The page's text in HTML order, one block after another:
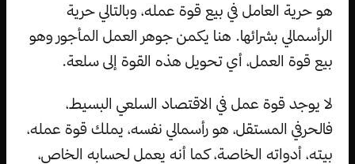
هو حرية العامل في بيع قوة عمله، وبالتالي حرية
الرأسمالي بشرائها. هنا يكمن جوهر العمل المأجور وهو
بيع قوة العمل، أي تحويل هذه القوة إلى سلعة.
لا يوجد قوة عمل في الاقتصاد السلعي البسيط،
فالحرفي المستقل، هو رأسمالي نفسه، يملك قوة عمله،
بيته، أدواته الخاصة، كما أنه يعمل لحسابه الخاص،